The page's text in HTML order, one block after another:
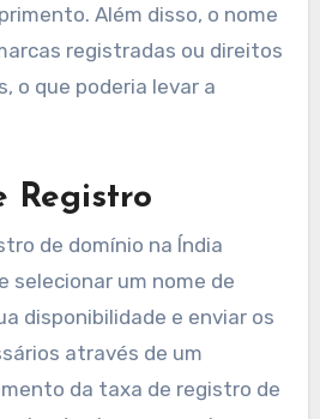
Além disso, o nome
registradas ou direitos
o que poderia levar a
Registro
de domínio na Índia
selecionar um nome de
disponibilidade e enviar os
através de um
da taxa de registro de